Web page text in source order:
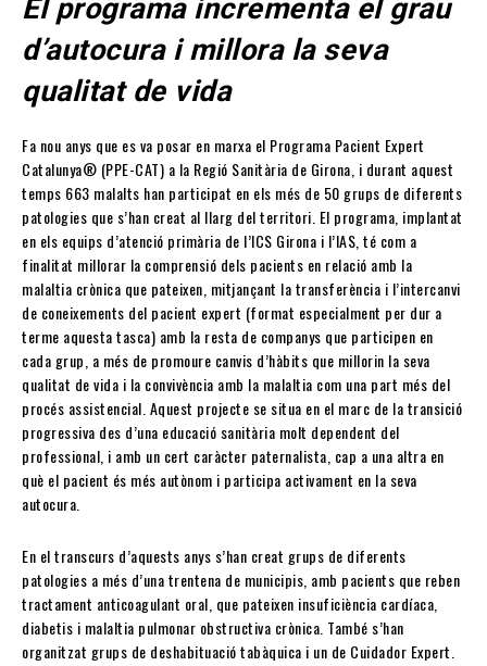
El programa incrementa el grau
d’autocura i millora la seva
qualitat de vida
Fa nou anys que es va posar en marxa el Programa Pacient Expert
Catalunya® (PPE-CAT) a la Regió Sanitària de Girona, i durant aquest
temps 663 malalts han participat en els més de 50 grups de diferents
patologies que s’han creat al llarg del territori. El programa, implantat
en els equips d’atenció primària de l’ICS Girona i l’IAS, té com a
finalitat millorar la comprensió dels pacients en relació amb la
malaltia crònica que pateixen, mitjançant la transferència i l’intercanvi
de coneixements del pacient expert (format especialment per dur a
terme aquesta tasca) amb la resta de companys que participen en
cada grup, a més de promoure canvis d’hàbits que millorin la seva
qualitat de vida i la convivència amb la malaltia com una part més del
procés assistencial. Aquest projecte se situa en el marc de la transició
progressiva des d’una educació sanitària molt dependent del
professional, i amb un cert caràcter paternalista, cap a una altra en
què el pacient és més autònom i participa activament en la seva
autocura.
En el transcurs d’aquests anys s’han creat grups de diferents
patologies a més d’una trentena de municipis, amb pacients que reben
tractament anticoagulant oral, que pateixen insuficiència cardíaca,
diabetis i malaltia pulmonar obstructiva crònica. També s’han
organitzat grups de deshabituació tabàquica i un de Cuidador Expert.